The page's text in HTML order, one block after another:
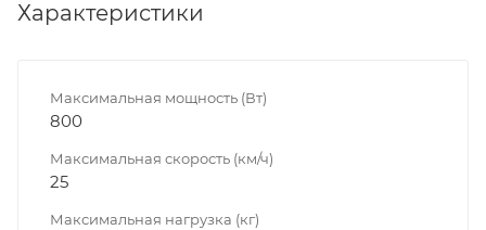
Характеристики
Максимальная мощность (Вт)
800
Максимальная скорость (км/ч)
25
Максимальная нагрузка (кг)